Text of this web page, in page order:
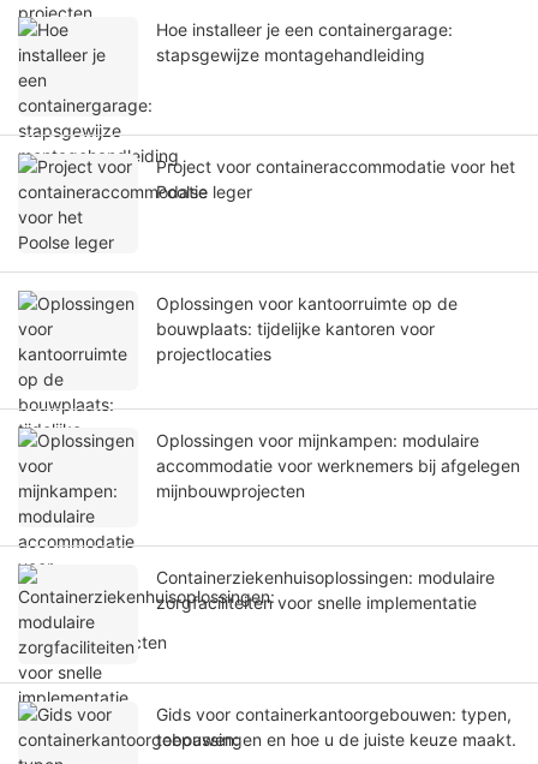
Hoe installeer je een containergarage:
stapsgewijze montagehandleiding
Project voor containeraccommodatie voor het
Poolse leger
Oplossingen voor kantoorruimte op de
bouwplaats: tijdelijke kantoren voor
projectlocaties
Oplossingen voor mijnkampen: modulaire
accommodatie voor werknemers bij afgelegen
mijnbouwprojecten
Containerziekenhuisoplossingen: modulaire
zorgfaciliteiten voor snelle implementatie
Gids voor containerkantoorgebouwen: typen,
toepassingen en hoe u de juiste keuze maakt.